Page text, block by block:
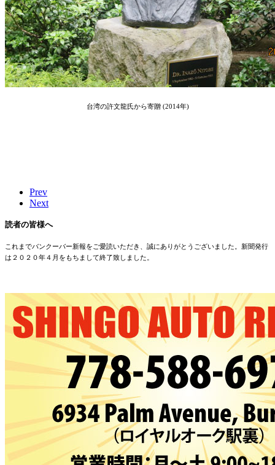
台湾の許文龍氏から寄贈 (2014年)
Prev
Next
読者の皆様へ
これまでバンクーバー新報をご愛読いただき、誠にありがとうございました。新聞発行
は２０２０年４月をもちまして終了致しました。